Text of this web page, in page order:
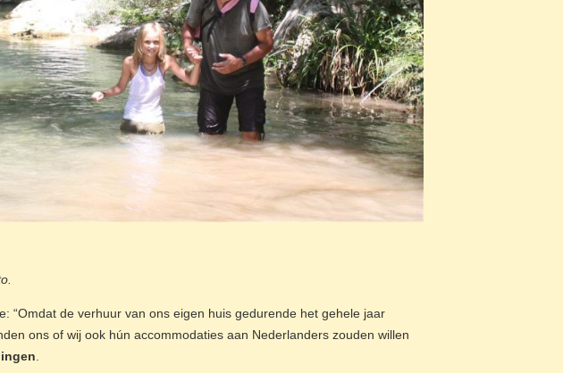
“Omdat de verhuur van ons eigen huis gedurende het gehele jaar
ons of wij ook hún accommodaties aan Nederlanders zouden willen